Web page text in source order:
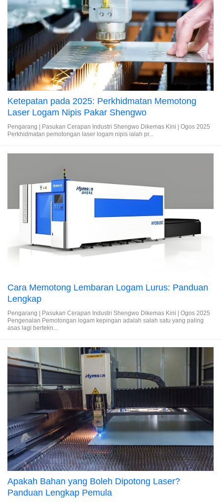
Ketepatan pada 2025: Perkhidmatan Memotong
Laser Logam Nipis Pakar Shengwo
Pengarang | Pasukan Cerapan Industri Shengwo Dikemas Kini | Ogos 2025
Perkhidmatan pemotongan laser logam nipis ialah pr...
Cara Memotong Lembaran Logam Lurus: Panduan
Lengkap
Pengarang | Pasukan Cerapan Industri Shengwo Dikemas Kini | Ogos 2025
Pengenalan Pemotongan logam kepingan adalah salah satu yang paling
asas lagi bertekn...
Apakah Bahan yang Boleh Dipotong Laser?
Panduan Lengkap Pemula